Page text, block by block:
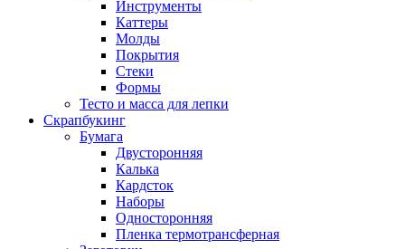
Инструменты
Каттеры
Молды
Покрытия
Стеки
Формы
Тесто и масса для лепки
Скрапбукинг
Бумага
Двусторонняя
Калька
Кардсток
Наборы
Односторонняя
Пленка термотрансферная